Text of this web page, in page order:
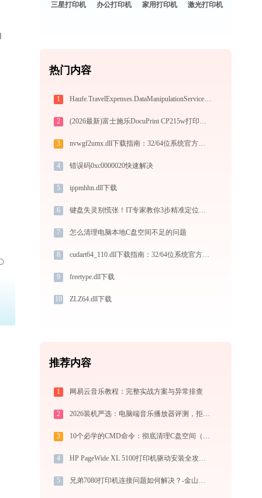
三星打印机 办公打印机 家用打印机 激光打印机
热门内容
1 Haufe.TravelExpenses.DataManipulationServices.dll下载
2 (2026最新)富士施乐DocuPrint CP215w打印机驱动如何下载安装？这里有你需要的所有信息
3 nvwgf2umx.dll下载指南：32/64位系统官方免费修复方案
4 错误码0xc0000020快速解决
5 ippmhhn.dll下载
6 键盘失灵别慌张！IT专家教你3步精准定位，1键智能修复
7 怎么清理电脑本地C盘空间不足的问题
8 cudart64_110.dll下载指南：32/64位系统官方免费解决方案
9 freetype.dll下载
10 ZLZ64.dll下载
推荐内容
1 网易云音乐教程：完整实战方案与异常排查
2 2026装机严选：电脑端音乐播放器评测，拒绝流氓捆绑，还原极致无损心流音质
3 10个必学的CMD命令：彻底清理C盘空间（2025实战手册）
4 HP PageWide XL 5100打印机驱动安装全攻略：从下载到安装完全教程
5 兄弟7080打印机连接问题如何解决？-金山毒霸